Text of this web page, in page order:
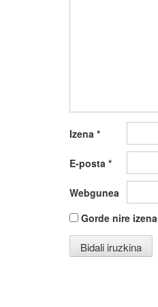
Izena *
E-posta *
Webgunea
Gorde nire